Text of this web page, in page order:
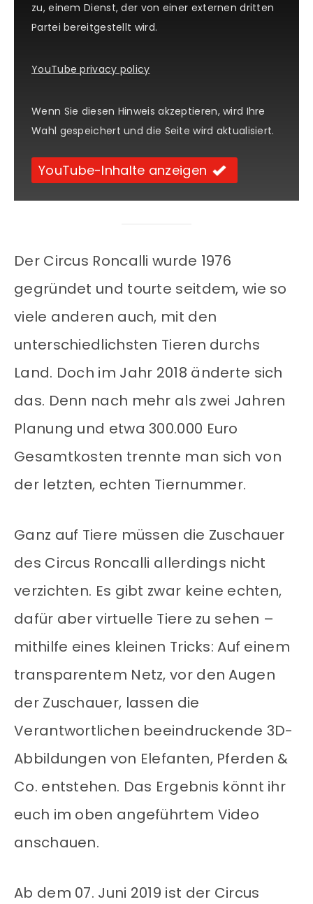
zu, einem Dienst, der von einer externen dritten
Partei bereitgestellt wird.
YouTube privacy policy
Wenn Sie diesen Hinweis akzeptieren, wird Ihre
Wahl gespeichert und die Seite wird aktualisiert.
YouTube-Inhalte anzeigen
Der Circus Roncalli wurde 1976
gegründet und tourte seitdem, wie so
viele anderen auch, mit den
unterschiedlichsten Tieren durchs
Land. Doch im Jahr 2018 änderte sich
das. Denn nach mehr als zwei Jahren
Planung und etwa 300.000 Euro
Gesamtkosten trennte man sich von
der letzten, echten Tiernummer.
Ganz auf Tiere müssen die Zuschauer
des Circus Roncalli allerdings nicht
verzichten. Es gibt zwar keine echten,
dafür aber virtuelle Tiere zu sehen –
mithilfe eines kleinen Tricks: Auf einem
transparentem Netz, vor den Augen
der Zuschauer, lassen die
Verantwortlichen beeindruckende 3D-
Abbildungen von Elefanten, Pferden &
Co. entstehen. Das Ergebnis könnt ihr
euch im oben angeführtem Video
anschauen.
Ab dem 07. Juni 2019 ist der Circus